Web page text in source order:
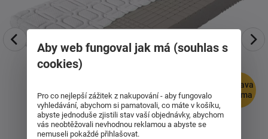
doprava
zdarma
Aby web fungoval jak má (souhlas s
cookies)
Pro co nejlepší zážitek z nakupování - aby fungovalo
vyhledávání, abychom si pamatovali, co máte v košíku,
abyste jednoduše zjistili stav vaší objednávky, abychom
vás neobtěžovali nevhodnou reklamou a abyste se
nemuseli pokaždé přihlašovat.